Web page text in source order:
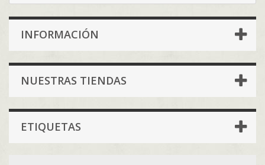
INFORMACIÓN
NUESTRAS TIENDAS
ETIQUETAS